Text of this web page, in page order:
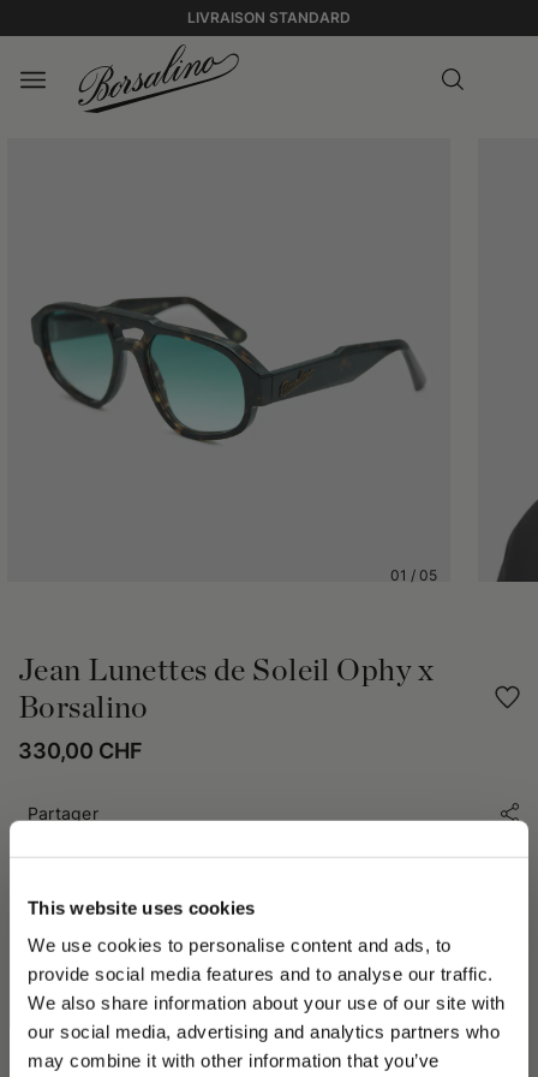
This website uses cookies
We use cookies to personalise content and ads, to
provide social media features and to analyse our traffic.
We also share information about your use of our site with
our social media, advertising and analytics partners who
may combine it with other information that you’ve
LIVRAISON STANDARD
01 / 05
Jean Lunettes de Soleil Ophy x
Borsalino
330,00 CHF
Partager
essentiel, avec des formes rondes et une esthétique
intemporelle. La monture en acétate Mazzucchelli met en
valeur une structure légère mais résistante. Les verres en
nylon anti-reflet assurent confort visuel et protection, faisant
de Jean un accessoire parfait au quotidien.